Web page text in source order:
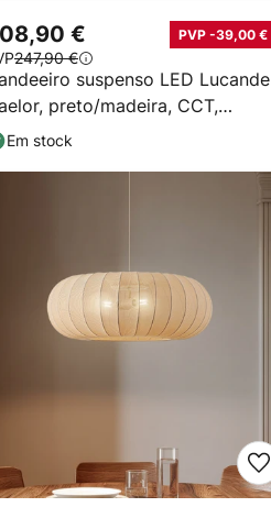
suspenso LED Lucande
preto/madeira, CCT,
€ PVP -39,00 €
247,90 €
Em stock